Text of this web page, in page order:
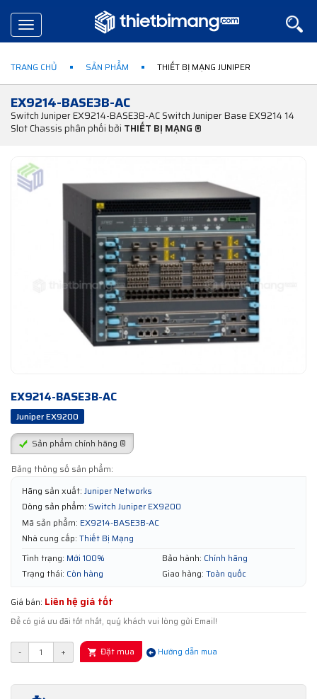
Toggle
navigation
TRANG CHỦ SẢN PHẨM THIẾT BỊ MẠNG JUNIPER
EX9214-BASE3B-AC
Switch Juniper EX9214-BASE3B-AC Switch Juniper Base EX9214 14
Slot Chassis phân phối bởi THIẾT BỊ MẠNG ®
EX9214-BASE3B-AC
Juniper EX9200
Sản phẩm chính hãng ®
Bảng thông số sản phẩm:
Hãng sản xuất: Juniper Networks
Dòng sản phẩm: Switch Juniper EX9200
Mã sản phẩm: EX9214-BASE3B-AC
Nhà cung cấp: Thiết Bị Mạng
Tình trạng: Mới 100% Bảo hành: Chính hãng
Trạng thái: Còn hàng Giao hàng: Toàn quốc
Giá bán: Liên hệ giá tốt
Để có giá ưu đãi tốt nhất, quý khách vui lòng gửi Email!
- + Đặt mua Hướng dẫn mua